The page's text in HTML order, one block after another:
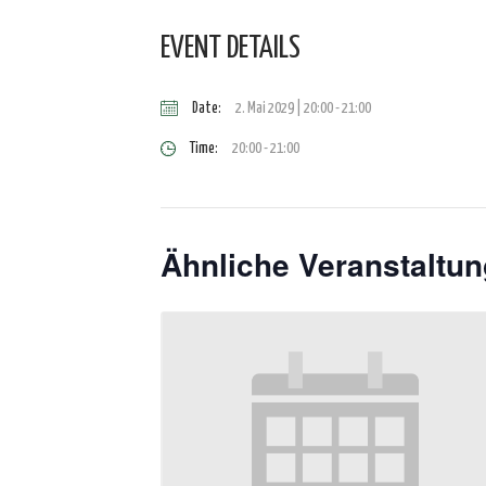
EVENT DETAILS
Date: 2. Mai 2029 | 20:00-21:00
Time: 20:00 - 21:00
Ähnliche